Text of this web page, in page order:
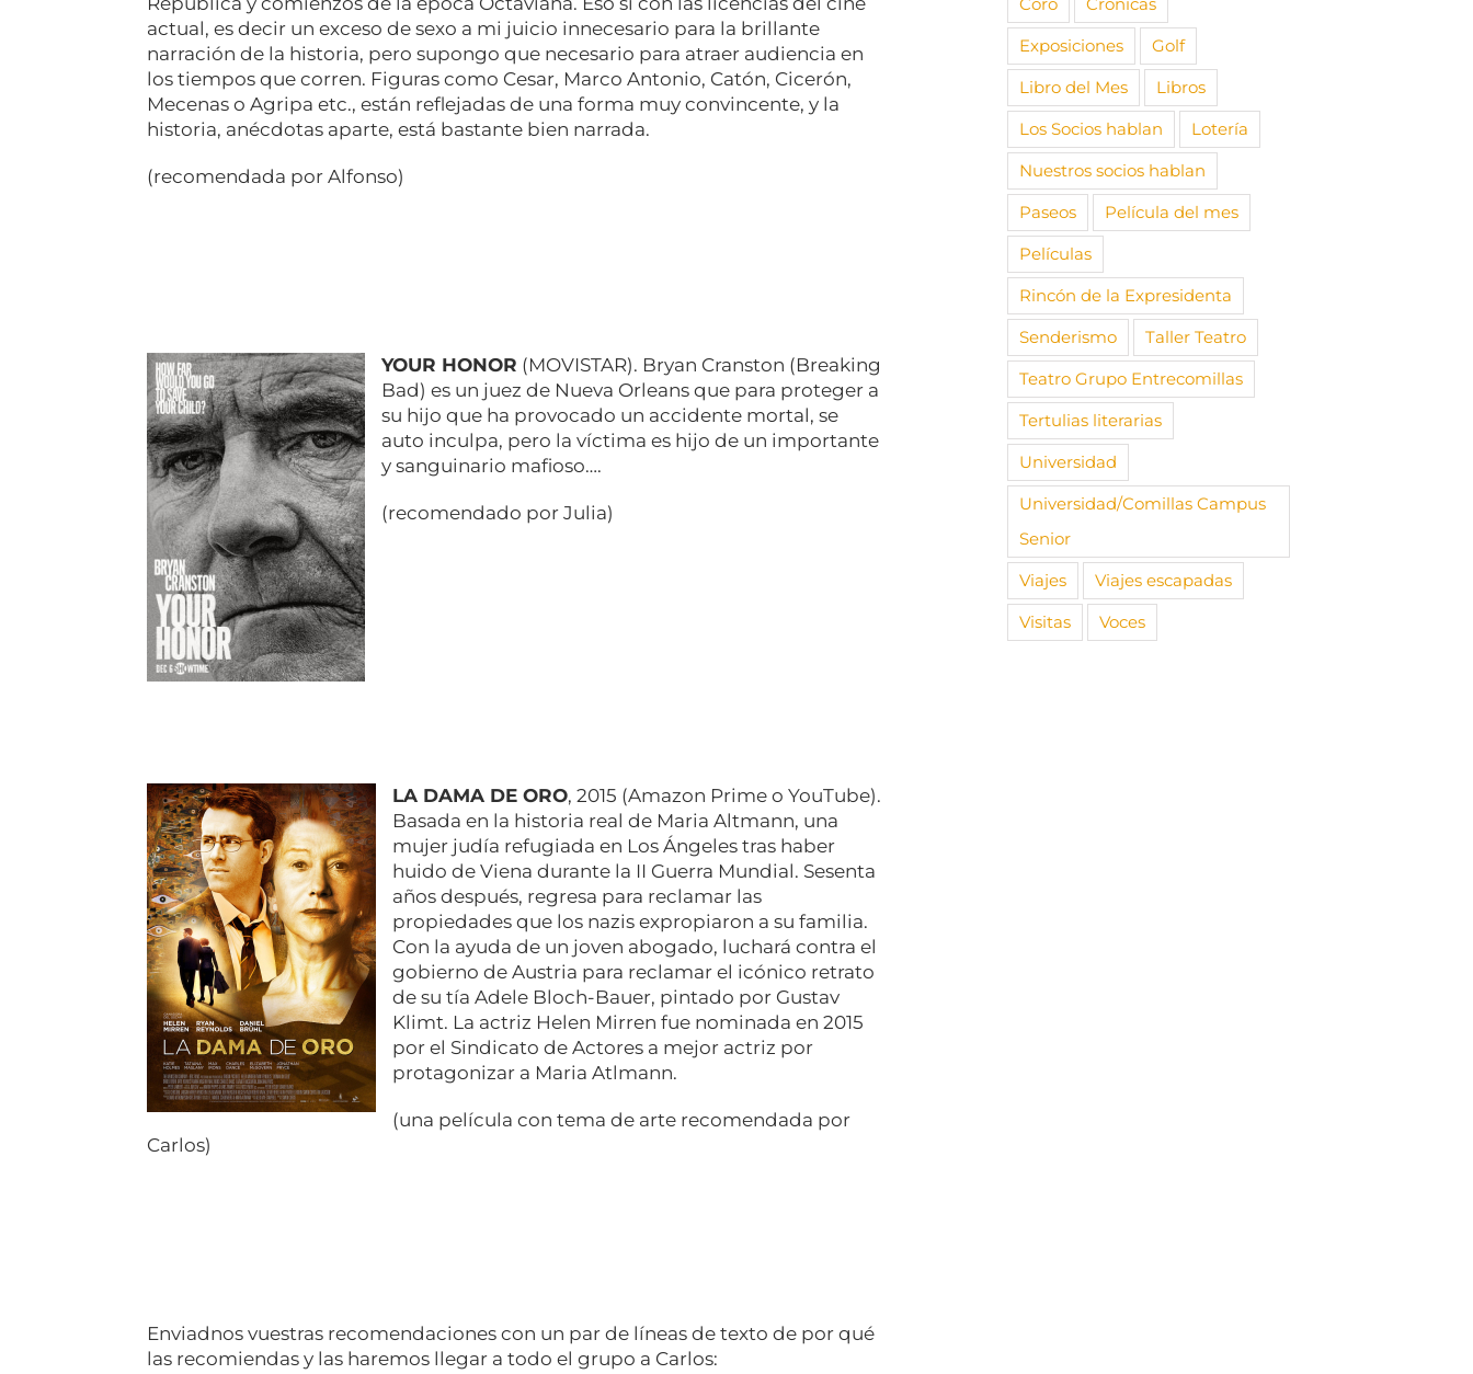
actual, es decir un exceso de sexo a mi juicio innecesario para la brillante
narración de la historia, pero supongo que necesario para atraer audiencia en
los tiempos que corren. Figuras como Cesar, Marco Antonio, Catón, Cicerón,
Mecenas o Agripa etc., están reflejadas de una forma muy convincente, y la
historia, anécdotas aparte, está bastante bien narrada.
(recomendada por Alfonso)
YOUR HONOR (MOVISTAR). Bryan Cranston (Breaking
Bad) es un juez de Nueva Orleans que para proteger a
su hijo que ha provocado un accidente mortal, se
auto inculpa, pero la víctima es hijo de un importante
y sanguinario mafioso….
(recomendado por Julia)
LA DAMA DE ORO, 2015 (Amazon Prime o YouTube).
Basada en la historia real de Maria Altmann, una
mujer judía refugiada en Los Ángeles tras haber
huido de Viena durante la II Guerra Mundial. Sesenta
años después, regresa para reclamar las
propiedades que los nazis expropiaron a su familia.
Con la ayuda de un joven abogado, luchará contra el
gobierno de Austria para reclamar el icónico retrato
de su tía Adele Bloch-Bauer, pintado por Gustav
Klimt. La actriz Helen Mirren fue nominada en 2015
por el Sindicato de Actores a mejor actriz por
protagonizar a Maria Atlmann.
(una película con tema de arte recomendada por
Carlos)
Enviadnos vuestras recomendaciones con un par de líneas de texto de por qué
las recomiendas y las haremos llegar a todo el grupo a Carlos:
Exposiciones
Golf
Libro del Mes
Libros
Los Socios hablan
Lotería
Nuestros socios hablan
Paseos
Película del mes
Películas
Rincón de la Expresidenta
Senderismo
Taller Teatro
Teatro Grupo Entrecomillas
Tertulias literarias
Universidad
Universidad/Comillas Campus
Senior
Viajes
Viajes escapadas
Visitas
Voces